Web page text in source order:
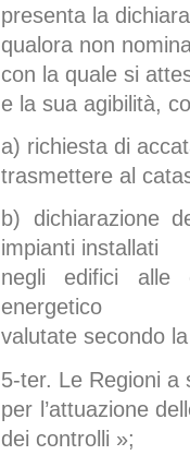
presenta la
qualora non
con la quale si
e la sua agibilità,
a) richiesta di
trasmettere al
b) dichiarazione
impianti installati
negli edifici alle
energetico
valutate secondo
5-ter. Le Regioni a
per l’attuazione
dei controlli »;